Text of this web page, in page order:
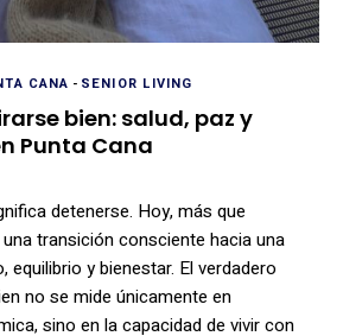
CANA - SENIOR LIVING
bien: salud, paz y
Punta Cana
detenerse. Hoy, más que
transición consciente hacia una
equilibrio y bienestar. El verdadero
no se mide únicamente en
sino en la capacidad de vivir con